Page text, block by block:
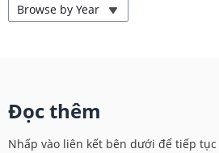
Browse by Year
Đọc thêm
Nhấp vào liên kết bên dưới để tiếp tục